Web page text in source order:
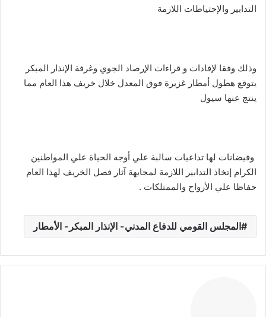
و
التدابير والإحتياطات اللازمة
وذلك وفقا لإفادات و قراءات الإرصاد الجوي وغرفة الإنذار المبكر
يتوقع هطول أمطار غزيرة فوق المعدل خلال خريف هذا العام مما
ينتج عنها سيول
وفيضانات لها تداعيات سالبة علي أوجه الحياة علي المواطنين
الكرام إتخاذ التدابير اللازمة لمجابهة آثار فصل الخريف لهذا العام
حفاظا علي الأرواح والممتلكات .
المجلس القومي للدفاع المدني- الإنذار المبكر- الأمطار